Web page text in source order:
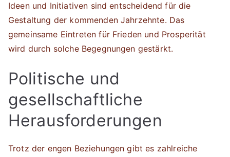
Ideen und Initiativen sind entscheidend für die
Gestaltung der kommenden Jahrzehnte. Das
gemeinsame Eintreten für Frieden und Prosperität
wird durch solche Begegnungen gestärkt.
Politische und
gesellschaftliche
Herausforderungen
Trotz der engen Beziehungen gibt es zahlreiche